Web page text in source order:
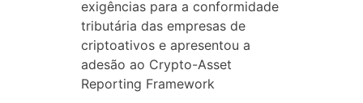
exigências para a conformidade
tributária das empresas de
criptoativos e apresentou a
adesão ao Crypto-Asset
Reporting Framework